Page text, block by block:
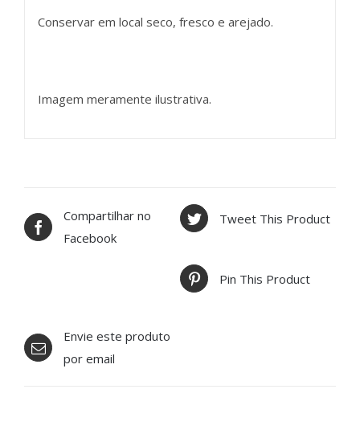
Conservar em local seco, fresco e arejado.
Imagem meramente ilustrativa.
Compartilhar no
Facebook
Tweet This Product
Pin This Product
Envie este produto
por email